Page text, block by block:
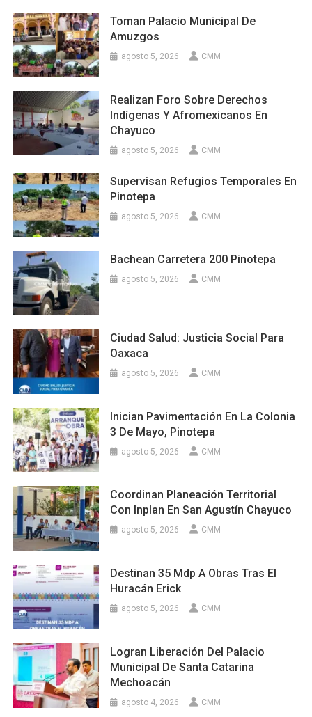
Toman Palacio Municipal De
Amuzgos
agosto 5, 2026 CMM
Realizan Foro Sobre Derechos
Indígenas Y Afromexicanos En
Chayuco
agosto 5, 2026 CMM
Supervisan Refugios Temporales En
Pinotepa
agosto 5, 2026 CMM
Bachean Carretera 200 Pinotepa
agosto 5, 2026 CMM
Ciudad Salud: Justicia Social Para
Oaxaca
agosto 5, 2026 CMM
Inician Pavimentación En La Colonia
3 De Mayo, Pinotepa
agosto 5, 2026 CMM
Coordinan Planeación Territorial
Con Inplan En San Agustín Chayuco
agosto 5, 2026 CMM
Destinan 35 Mdp A Obras Tras El
Huracán Erick
agosto 5, 2026 CMM
Logran Liberación Del Palacio
Municipal De Santa Catarina
Mechoacán
agosto 4, 2026 CMM